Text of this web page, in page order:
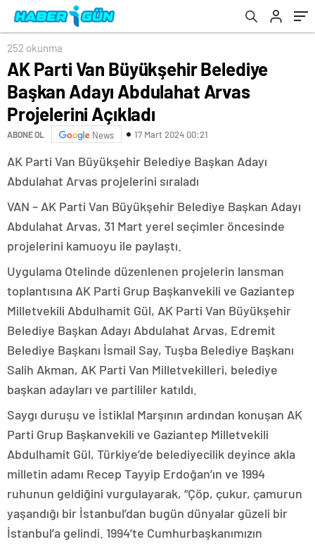
252 okunma
AK Parti Van Büyükşehir Belediye
Başkan Adayı Abdulahat Arvas
Projelerini Açıkladı
ABONE OL News 17 Mart 2024 00:21
AK Parti Van Büyükşehir Belediye Başkan Adayı
Abdulahat Arvas projelerini sıraladı
VAN – AK Parti Van Büyükşehir Belediye Başkan Adayı
Abdulahat Arvas, 31 Mart yerel seçimler öncesinde
projelerini kamuoyu ile paylaştı.
Uygulama Otelinde düzenlenen projelerin lansman
toplantısına AK Parti Grup Başkanvekili ve Gaziantep
Milletvekili Abdulhamit Gül, AK Parti Van Büyükşehir
Belediye Başkan Adayı Abdulahat Arvas, Edremit
Belediye Başkanı İsmail Say, Tuşba Belediye Başkanı
Salih Akman, AK Parti Van Milletvekilleri, belediye
başkan adayları ve partililer katıldı.
Saygı duruşu ve İstiklal Marşının ardından konuşan AK
Parti Grup Başkanvekili ve Gaziantep Milletvekili
Abdulhamit Gül, Türkiye’de belediyecilik deyince akla
milletin adamı Recep Tayyip Erdoğan’ın ve 1994
ruhunun geldiğini vurgulayarak, “Çöp, çukur, çamurun
yaşandığı bir İstanbul’dan bugün dünyalar güzeli bir
İstanbul’a gelindi. 1994’te Cumhurbaşkanımızın